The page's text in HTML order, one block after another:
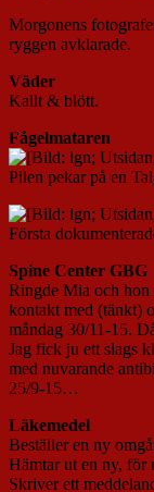
Morgonens
ryggen avklarade.
Väder
Kallt & blött.
Fågelmataren
Pilen pekar på en
Första
Spine Center GBG
Ringde Mia och hon
kontakt med (tänkt)
måndag 30/11-15.
Jag fick ju ett slags
med nuvarande
25/9-15…
Läkemedel
Beställer en ny
Hämtar ut en ny, för
Skriver ett